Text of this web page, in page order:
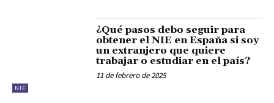
NIE
¿Qué pasos debo seguir para
obtener el NIE en España si soy
un extranjero que quiere
trabajar o estudiar en el país?
11 de febrero de 2025